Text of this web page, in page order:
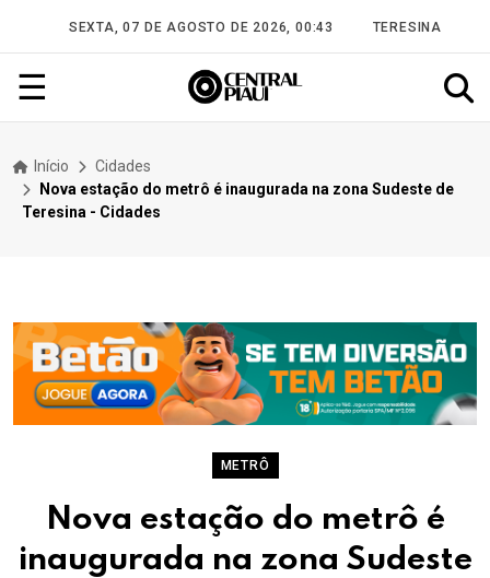
SEXTA, 07 DE AGOSTO DE 2026, 00:43 TERESINA
☰
Início
Cidades
Nova estação do metrô é inaugurada na zona Sudeste de
Teresina - Cidades
METRÔ
Nova estação do metrô é
inaugurada na zona Sudeste